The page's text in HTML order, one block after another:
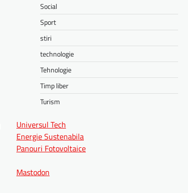
Social
Sport
stiri
technologie
Tehnologie
Timp liber
Turism
Universul Tech
Energie Sustenabila
Panouri Fotovoltaice
Mastodon